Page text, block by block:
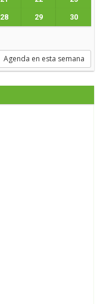
28 29 30
Agenda en esta semana